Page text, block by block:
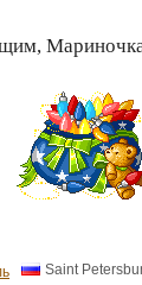
Saint